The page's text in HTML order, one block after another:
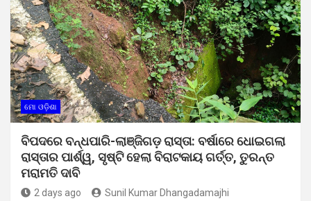
ମୋ ଓଡ଼ିଶା
ବିପଦରେ ବନ୍ଧପାରି-ଲାଞ୍ଜିଗଡ଼ ରାସ୍ତା: ବର୍ଷାରେ ଧୋଇଗଲା
ରାସ୍ତାର ପାର୍ଶ୍ୱ, ସୃଷ୍ଟି ହେଲା ବିରାଟକାୟ ଗର୍ତ୍ତ, ତୁରନ୍ତ
ମରାମତି ଦାବି
2 days ago Sunil Kumar Dhangadamajhi